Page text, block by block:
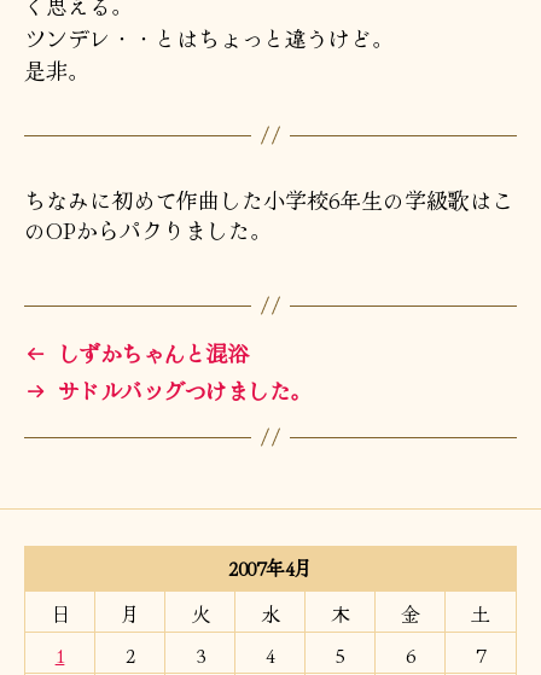
ツンデレ・・とはちょっと違うけど。
是非。
ちなみに初めて作曲した小学校6年生の学級歌はこ
のOPからパクりました。
← しずかちゃんと混浴
→ サドルバッグつけました。
2007年4月
日
月 火 水 木 金
土
1
2 3 4 5 6
7